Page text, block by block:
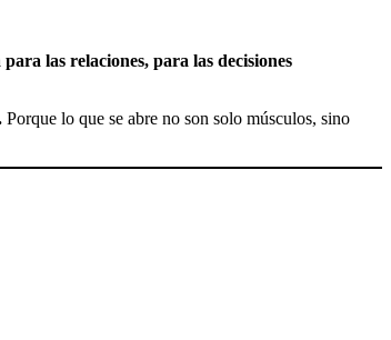
las relaciones, para las decisiones
Porque lo que se abre no son solo músculos, sino